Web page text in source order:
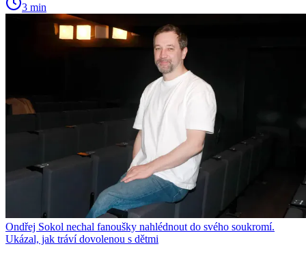
3 min
Ondřej Sokol nechal fanoušky nahlédnout do svého soukromí.
Ukázal, jak tráví dovolenou s dětmi